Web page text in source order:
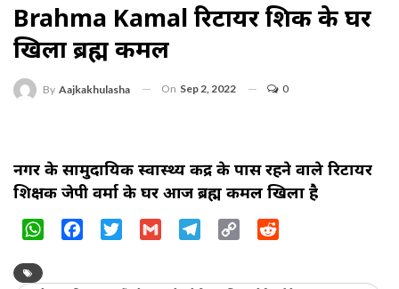
Brahma Kamal रिटायर शिक्षक के घर
खिला ब्रह्म कमल
By Aajkakhulasha On Sep 2, 2022 0
नगर के सामुदायिक स्वास्थ्य केंद्र के पास रहने वाले रिटायर
शिक्षक जेपी वर्मा के घर आज ब्रह्म कमल खिला है
WhatsAppFacebookTwitter Gmail Telegram
Copy